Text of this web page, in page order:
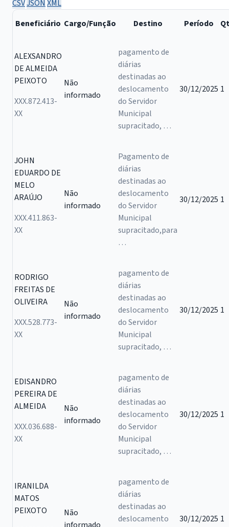
CSVJSON XML
Beneficiário Cargo/Função Destino Período
ALEXSANDRO
DE ALMEIDA
PEIXOTO
XXX.872.413-
XX
Não
informado
pagamento de
diárias
destinadas ao
deslocamento
do Servidor
Municipal
supracitado, …
30/12/2025 1
JOHN
EDUARDO DE
MELO
ARAÚJO
XXX.411.863-
XX
Não
informado
Pagamento de
diárias
destinadas ao
deslocamento
do Servidor
Municipal
supracitado,para
…
30/12/2025 1
RODRIGO
FREITAS DE
OLIVEIRA
XXX.528.773-
XX
Não
informado
pagamento de
diárias
destinadas ao
deslocamento
do Servidor
Municipal
supracitado, …
30/12/2025 1
EDISANDRO
PEREIRA DE
ALMEIDA
XXX.036.688-
XX
Não
informado
pagamento de
diárias
destinadas ao
deslocamento
do Servidor
Municipal
supracitado, …
30/12/2025 1
IRANILDA
MATOS
PEIXOTO
Não
pagamento de
diárias
destinadas ao
deslocamento
30/12/2025 1